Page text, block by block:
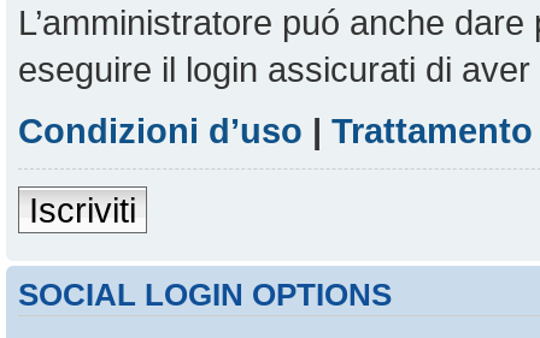
L’amministratore puó anche
eseguire il login assicurati di
Condizioni d’uso |
Iscriviti
SOCIAL LOGIN OPTIONS